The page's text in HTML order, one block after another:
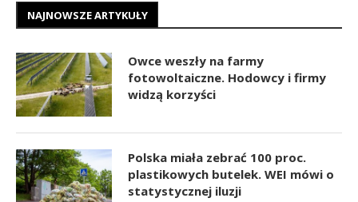
NAJNOWSZE ARTYKUŁY
Owce weszły na farmy
fotowoltaiczne. Hodowcy i firmy
widzą korzyści
Polska miała zebrać 100 proc.
plastikowych butelek. WEI mówi o
statystycznej iluzji